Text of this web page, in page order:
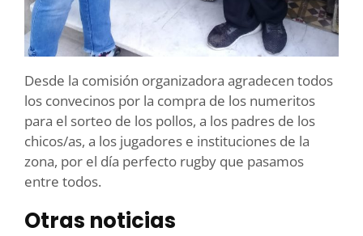
Desde la comisión organizadora agradecen todos
los convecinos por la compra de los numeritos
para el sorteo de los pollos, a los padres de los
chicos/as, a los jugadores e instituciones de la
zona, por el día perfecto rugby que pasamos
entre todos.
Otras noticias